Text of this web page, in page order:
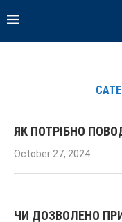
ЯК ПОТРІБНО
October 27, 2024
ЧИ ДОЗВОЛЕНО